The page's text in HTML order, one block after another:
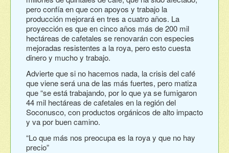
pero confía en que con apoyos y trabajo la
producción mejorará en tres a cuatro años. La
proyección es que en cinco años más de 200 mil
hectáreas de cafetales se renovarán con especies
mejoradas resistentes a la roya, pero esto cuesta
dinero y mucho y trabajo.
Advierte que si no hacemos nada, la crisis del café
que viene será una de las más fuertes, pero matiza
que “se está trabajando, por lo que ya se fumigaron
44 mil hectáreas de cafetales en la región del
Soconusco, con productos orgánicos de alto impacto
y va por buen camino.
“Lo que más nos preocupa es la roya y que no hay
precio”